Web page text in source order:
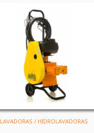
LAVADORAS / HIDROLAVADORAS